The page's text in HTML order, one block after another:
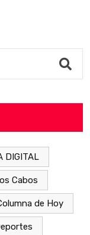
DIGITAL
Cabos
de Hoy